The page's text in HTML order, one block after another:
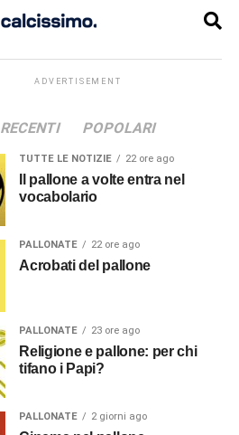
ADVERTISEMENT
RECENTI POPOLARI
TUTTE LE NOTIZIE 22 ore ago
Il pallone a volte entra nel
vocabolario
PALLONATE 22 ore ago
Acrobati del pallone
PALLONATE 23 ore ago
Religione e pallone: per chi
tifano i Papi?
PALLONATE 2 giorni ago